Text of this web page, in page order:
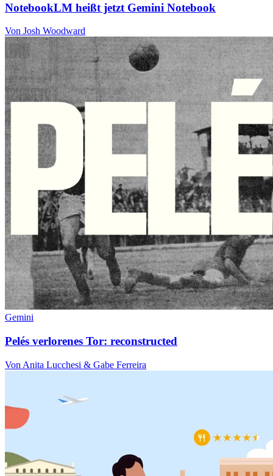
NotebookLM heißt jetzt Gemini Notebook
Von Josh Woodward
Gemini
Pelés verlorenes Tor: reconstructed
Von Anita Lucchesi & Gabe Ferreira